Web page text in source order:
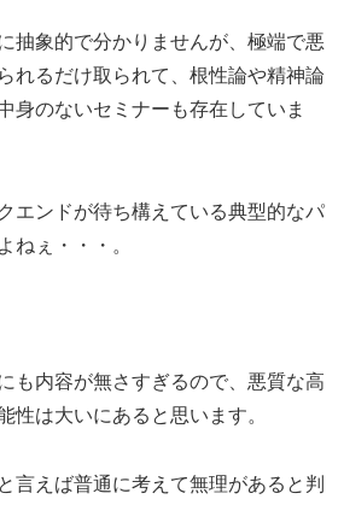
抽象的で分かりませんが、極端で悪
れるだけ取られて、根性論や精神論
身のないセミナーも存在していま
エンドが待ち構えている典型的なパ
ねぇ・・・。
も内容が無さすぎるので、悪質な高
性は大いにあると思います。
言えば普通に考えて無理があると判